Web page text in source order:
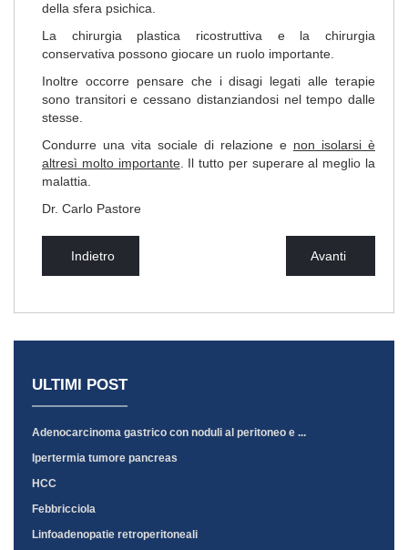
della sfera psichica.
La chirurgia plastica ricostruttiva e la chirurgia
conservativa possono giocare un ruolo importante.
Inoltre occorre pensare che i disagi legati alle terapie
sono transitori e cessano distanziandosi nel tempo dalle
stesse.
Condurre una vita sociale di relazione e non isolarsi è
altresì molto importante. Il tutto per superare al meglio la
malattia.
Dr. Carlo Pastore
Indietro Avanti
ULTIMI POST
Adenocarcinoma gastrico con noduli al peritoneo e ...
Ipertermia tumore pancreas
HCC
Febbricciola
Linfoadenopatie retroperitoneali